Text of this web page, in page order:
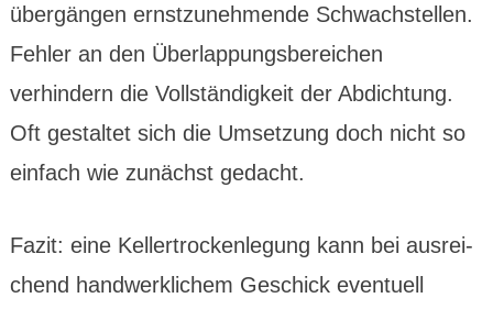
übergängen ernstzu­nehmende Schwach­stellen.
Fehler an den Über­lappungs­bereichen
verhindern die Voll­ständig­keit der Abdich­tung.
Oft gestaltet sich die Umset­zung doch nicht so
einfach wie zunächst gedacht.
Fazit: eine Keller­trocken­legung kann bei ausrei­
chend handwerk­lichem Geschick eventuell